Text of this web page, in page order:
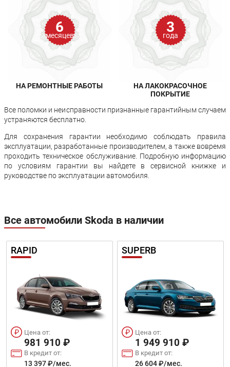
6
месяцев
НА РЕМОНТНЫЕ РАБОТЫ
3
года
НА ЛАКОКРАСОЧНОЕ
ПОКРЫТИЕ
Все поломки и неисправности признанные гарантийным случаем
устраняются бесплатно.
Для сохранения гарантии необходимо соблюдать правила
эксплуатации, разработанные производителем, а также вовремя
проходить техническое обслуживание. Подробную информацию
по условиям гарантии вы найдете в сервисной книжке и
руководстве по эксплуатации автомобиля.
Все автомобили Skoda в наличии
RAPID
Цена от:
981 910 ₽
В кредит от:
13 397 ₽/мес.
SUPERB
Цена от:
1 949 910 ₽
В кредит от:
26 604 ₽/мес.